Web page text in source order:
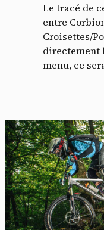
Le tracé de
entre
Croisettes/
directement
menu, ce